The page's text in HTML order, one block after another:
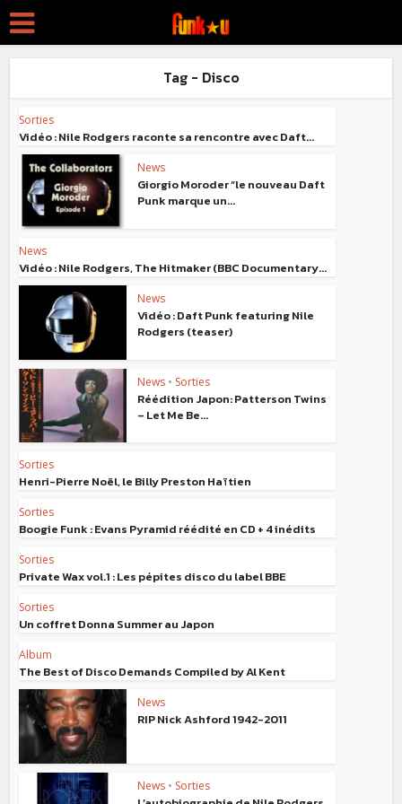
Tag - Disco
Sorties
Vidéo : Nile Rodgers raconte sa rencontre avec Daft...
News
Giorgio Moroder “le nouveau Daft
Punk marque un...
News
Vidéo : Nile Rodgers, The Hitmaker (BBC Documentary...
News
Vidéo : Daft Punk featuring Nile
Rodgers (teaser)
News • Sorties
Réédition Japon: Patterson Twins
– Let Me Be...
Sorties
Henri-Pierre Noël, le Billy Preston Haïtien
Sorties
Boogie Funk : Evans Pyramid réédité en CD + 4 inédits
Sorties
Private Wax vol.1 : Les pépites disco du label BBE
Sorties
Un coffret Donna Summer au Japon
Album
The Best of Disco Demands Compiled by Al Kent
News
RIP Nick Ashford 1942-2011
News • Sorties